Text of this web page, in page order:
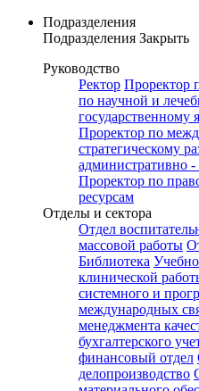
Подразделения
Подразделения Закрыть
Руководство
Ректор Проректор
по научной и
государственному
Проректор по
стратегическому
административно -
Проректор по
ресурсам
Отделы и сектора
Отдел
массовой работы
Библиотека
клинической
системного и
международных
менеджмента
бухгалтерского
финансовый отдел
делопроизводство